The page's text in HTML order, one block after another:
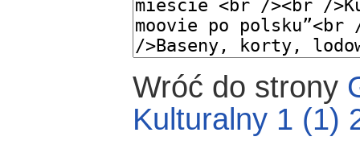
Wróć do strony
Kulturalny 1 (1)